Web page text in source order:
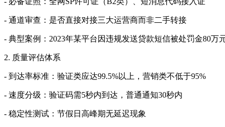
- 通道审查：是否直接对接三大运营商而非二手转接
- 典型案例：2023年某平台因违规发送贷款短信被处罚金80万
2. 质量评估体系
- 到达率标准：验证类应达99.5%以上，营销类不低于95%
- 速度分级：验证码需5秒内到达，普通通知30秒内
- 稳定性测试：节假日高峰期无延迟现象